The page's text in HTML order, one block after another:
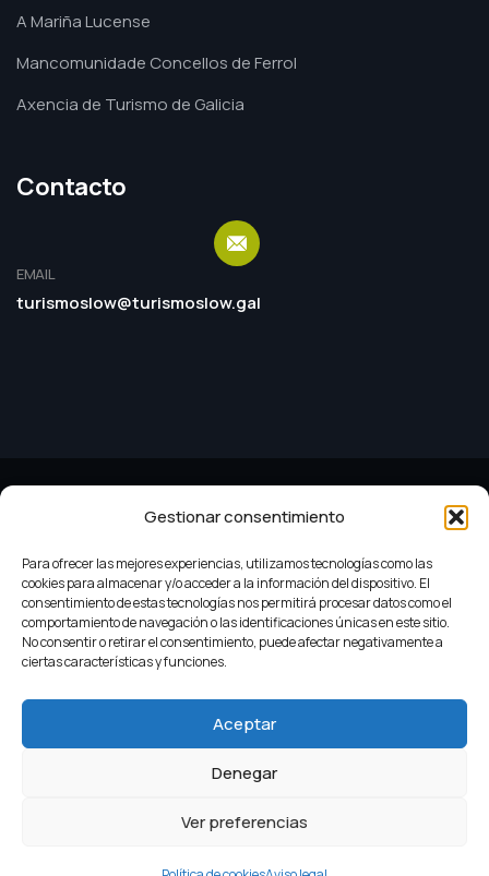
Gestionar consentimiento
Para ofrecer las mejores experiencias, utilizamos tecnologías como las
cookies para almacenar y/o acceder a la información del dispositivo. El
consentimiento de estas tecnologías nos permitirá procesar datos como el
comportamiento de navegación o las identificaciones únicas en este sitio.
No consentir o retirar el consentimiento, puede afectar negativamente a
ciertas características y funciones.
Aceptar
Denegar
Ver preferencias
A Mariña Lucense
Mancomunidade Concellos de Ferrol
Axencia de Turismo de Galicia
Contacto
EMAIL
turismoslow@turismoslow.gal
Criterios do Turismo Slow Lenda Aviso legal
Política de cookies
© 2024 Desarrollo GaliciaDigital